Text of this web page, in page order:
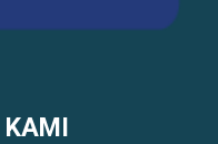
KAMI